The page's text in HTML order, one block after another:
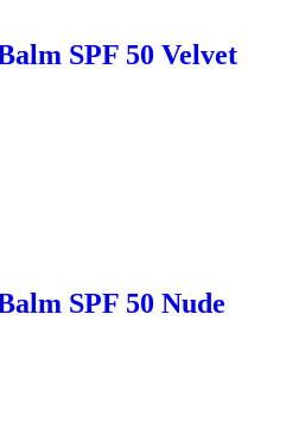
SPF 50 Velvet
SPF 50 Nude